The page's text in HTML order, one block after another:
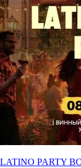
LATINO PARTY